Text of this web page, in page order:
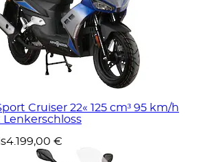
Cruiser 22« 125 cm³ 95 km/h
Lenkerschloss
4.199,00 €